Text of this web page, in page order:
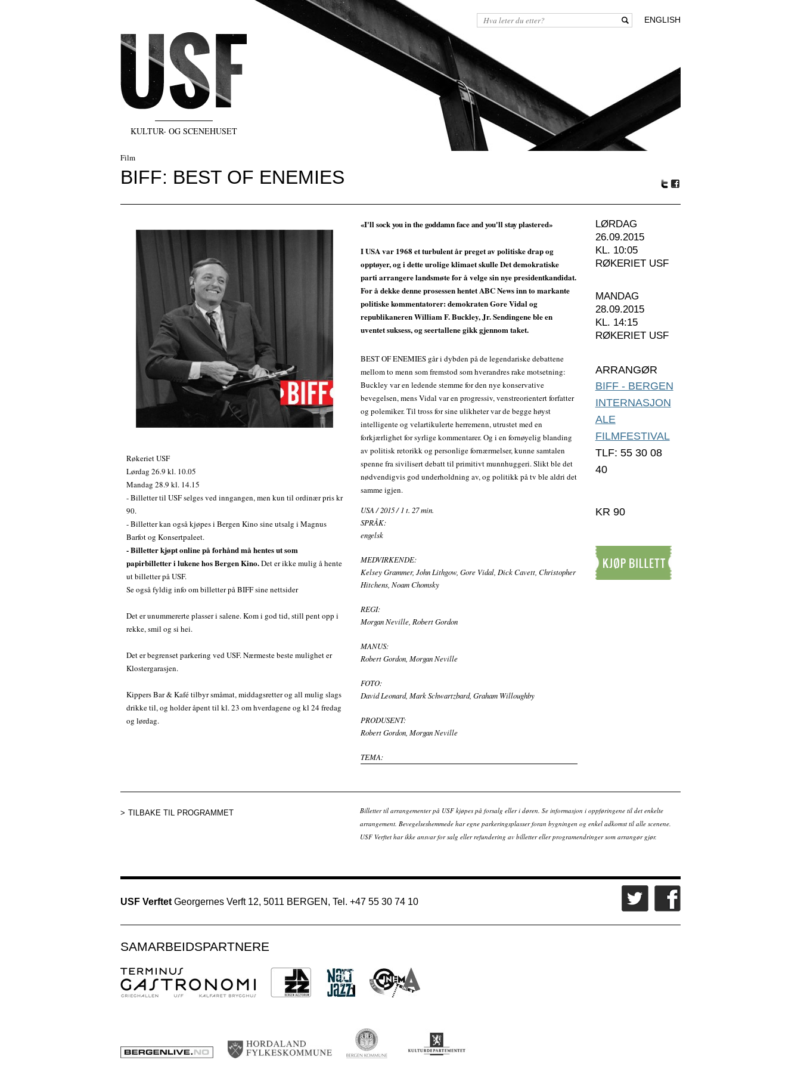
KULTUR- OG SCENEHUSET
ENGLISH
Film
BIFF: BEST OF ENEMIES
Røkeriet USF
Lørdag 26.9 kl. 10.05
Mandag 28.9 kl. 14.15
- Billetter til USF selges ved inngangen, men kun til ordinær pris kr
90.
- Billetter kan også kjøpes i Bergen Kino sine utsalg i Magnus
Barfot og Konsertpaleet.
- Billetter kjøpt online på forhånd må hentes ut som
papirbilletter i lukene hos Bergen Kino.Det er ikke mulig å hente
ut billetter på USF.
Se også fyldig info om billetter på BIFF sine nettsider
Det er unummererte plasser i salene. Kom i god tid, still pent opp i
rekke, smil og si hei.
Det er begrenset parkering ved USF. Nærmeste beste mulighet er
Klostergarasjen.
Kippers Bar & Kafé tilbyr småmat, middagsretter og all mulig slags
drikke til, og holder åpent til kl. 23 om hverdagene og kl 24 fredag
og lørdag.
«I'll sock you in the goddamn face and you'll stay plastered»
I USA var 1968 et turbulent år preget av politiske drap og
opptøyer, og i dette urolige klimaet skulle Det demokratiske
parti arrangere landsmøte for å velge sin nye presidentkandidat.
For å dekke denne prosessen hentet ABC News inn to markante
politiske kommentatorer: demokraten Gore Vidal og
republikaneren William F. Buckley, Jr. Sendingene ble en
uventet suksess, og seertallene gikk gjennom taket.
BEST OF ENEMIES går i dybden på de legendariske debattene
mellom to menn som fremstod som hverandres rake motsetning:
Buckley var en ledende stemme for den nye konservative
bevegelsen, mens Vidal var en progressiv, venstreorientert forfatter
og polemiker. Til tross for sine ulikheter var de begge høyst
intelligente og velartikulerte herremenn, utrustet med en
forkjærlighet for syrlige kommentarer. Og i en fornøyelig blanding
av politisk retorikk og personlige fornærmelser, kunne samtalen
spenne fra sivilisert debatt til primitivt munnhuggeri. Slikt ble det
nødvendigvis god underholdning av, og politikk på tv ble aldri det
samme igjen.
USA / 2015 / 1 t. 27 min.
SPRÅK:
engelsk
MEDVIRKENDE:
Kelsey Grammer, John Lithgow, Gore Vidal, Dick Cavett, Christopher
Hitchens, Noam Chomsky
REGI:
Morgan Neville, Robert Gordon
MANUS:
Robert Gordon, Morgan Neville
FOTO:
David Leonard, Mark Schwartzbard, Graham Willoughby
PRODUSENT:
Robert Gordon, Morgan Neville
TEMA:
LØRDAG
26.09.2015
KL. 10:05
RØKERIET USF
MANDAG
28.09.2015
KL. 14:15
RØKERIET USF
ARRANGØR
BIFF - BERGEN
INTERNASJON
ALE
FILMFESTIVAL
TLF: 55 30 08
40
KR 90
TILBAKE TIL PROGRAMMET
Billetter til arrangementer på USF kjøpes på forsalg eller i døren. Se informasjon i oppføringene til det enkelte
arrangement. Bevegelseshemmede har egne parkeringsplasser foran bygningen og enkel adkomst til alle scenene.
USF Verftet har ikke ansvar for salg eller refundering av billetter eller programendringer som arrangør gjør.
USF Verftet Georgernes Verft 12, 5011 BERGEN, Tel. +47 55 30 74 10
SAMARBEIDSPARTNERE